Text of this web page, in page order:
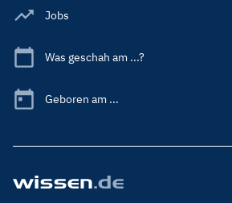
Jobs
Was geschah am ...?
Geboren am ...